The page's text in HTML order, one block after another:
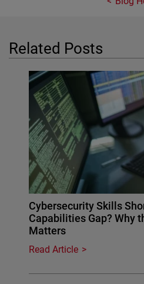
Related Posts
Cybersecurity Skills
Capabilities Gap? Why
Matters
Read Article